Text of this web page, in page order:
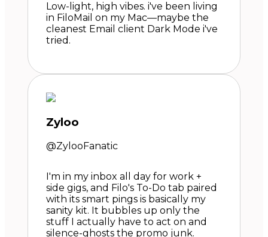
Low-light, high vibes. i've been living
in FiloMail on my Mac—maybe the
cleanest Email client Dark Mode i've
tried.
Zyloo
@ZylooFanatic
I'm in my inbox all day for work +
side gigs, and Filo's To-Do tab paired
with its smart pings is basically my
sanity kit. It bubbles up only the
stuff I actually have to act on and
silence-ghosts the promo junk.